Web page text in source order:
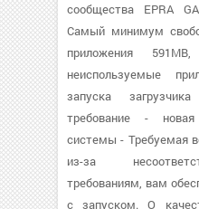
сообщества EPRA
Самый минимум
приложения
неиспользуемые
запуска
требование - новая
системы - Требуемая
из-за
требованиям, вам
с запуском. О